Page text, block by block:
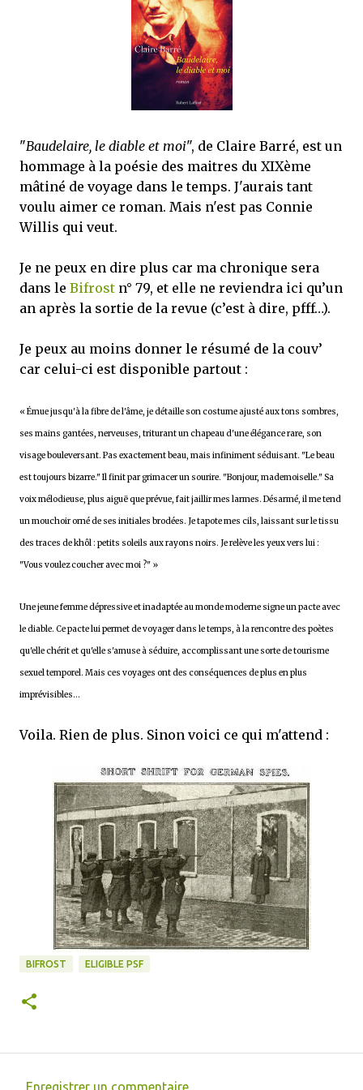
j’ai dit au sujet des tomes précédents : tant l’univers que les protagonistes
"Baudelaire, le diable et moi", de Claire Barré, est un
hommage à la poésie des maitres du XIXème
mâtiné de voyage dans le temps. J'aurais tant
voulu aimer ce roman. Mais n'est pas Connie
Willis qui veut.
Je ne peux en dire plus car ma chronique sera
dans le Bifrost n° 79, et elle ne reviendra ici qu’un
an après la sortie de la revue (c’est à dire, pfff…).
Je peux au moins donner le résumé de la couv’
car celui-ci est disponible partout :
« Émue jusqu'à la fibre de l'âme, je détaille son costume ajusté aux tons sombres,
ses mains gantées, nerveuses, triturant un chapeau d'une élégance rare, son
visage bouleversant. Pas exactement beau, mais infiniment séduisant. "Le beau
est toujours bizarre." Il finit par grimacer un sourire. "Bonjour, mademoiselle." Sa
voix mélodieuse, plus aiguë que prévue, fait jaillir mes larmes. Désarmé, il me tend
un mouchoir orné de ses initiales brodées. Je tapote mes cils, laissant sur le tissu
des traces de khôl : petits soleils aux rayons noirs. Je relève les yeux vers lui :
"Vous voulez coucher avec moi ?" »
Une jeune femme dépressive et inadaptée au monde moderne signe un pacte avec
le diable. Ce pacte lui permet de voyager dans le temps, à la rencontre des poètes
qu'elle chérit et qu'elle s'amuse à séduire, accomplissant une sorte de tourisme
sexuel temporel. Mais ces voyages ont des conséquences de plus en plus
imprévisibles...
Voila. Rien de plus. Sinon voici ce qui m'attend :
BIFROST ELIGIBLE PSF
Enregistrer un commentaire